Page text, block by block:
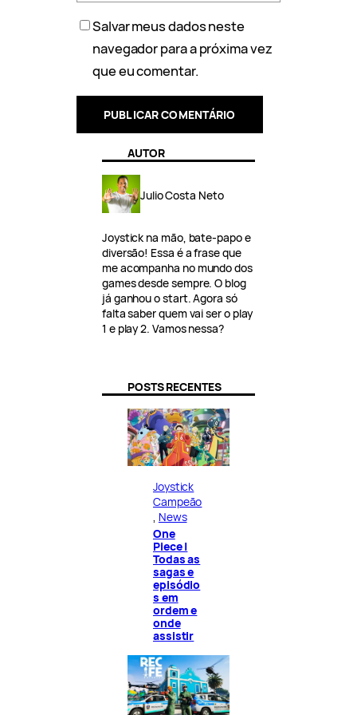
Salvar meus dados neste
navegador para a próxima vez
que eu comentar.
AUTOR
Julio Costa Neto
Joystick na mão, bate-papo e
diversão! Essa é a frase que
me acompanha no mundo dos
games desde sempre. O blog
já ganhou o start. Agora só
falta saber quem vai ser o play
1 e play 2. Vamos nessa?
POSTS RECENTES
Joystick
Campeão
News
One
Piece |
Todas as
sagas e
episódio
s em
ordem e
onde
assistir